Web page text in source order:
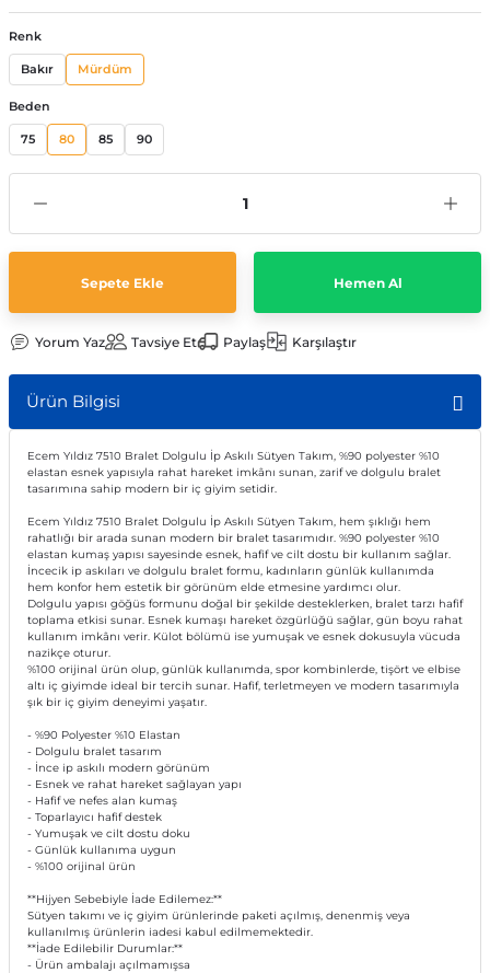
Renk
Bakır Mürdüm
Beden
75 80 85 90
Sepete Ekle Hemen Al
Yorum Yaz Tavsiye Et Paylaş Karşılaştır
Ürün Bilgisi
Ecem Yıldız 7510 Bralet Dolgulu İp Askılı Sütyen Takım, %90 polyester %10
elastan esnek yapısıyla rahat hareket imkânı sunan, zarif ve dolgulu bralet
tasarımına sahip modern bir iç giyim setidir.
Ecem Yıldız 7510 Bralet Dolgulu İp Askılı Sütyen Takım, hem şıklığı hem
rahatlığı bir arada sunan modern bir bralet tasarımıdır. %90 polyester %10
elastan kumaş yapısı sayesinde esnek, hafif ve cilt dostu bir kullanım sağlar.
İncecik ip askıları ve dolgulu bralet formu, kadınların günlük kullanımda
hem konfor hem estetik bir görünüm elde etmesine yardımcı olur.
Dolgulu yapısı göğüs formunu doğal bir şekilde desteklerken, bralet tarzı hafif
toplama etkisi sunar. Esnek kumaşı hareket özgürlüğü sağlar, gün boyu rahat
kullanım imkânı verir. Külot bölümü ise yumuşak ve esnek dokusuyla vücuda
nazikçe oturur.
%100 orijinal ürün olup, günlük kullanımda, spor kombinlerde, tişört ve elbise
altı iç giyimde ideal bir tercih sunar. Hafif, terletmeyen ve modern tasarımıyla
şık bir iç giyim deneyimi yaşatır.
- %90 Polyester %10 Elastan
- Dolgulu bralet tasarım
- İnce ip askılı modern görünüm
- Esnek ve rahat hareket sağlayan yapı
- Hafif ve nefes alan kumaş
- Toparlayıcı hafif destek
- Yumuşak ve cilt dostu doku
- Günlük kullanıma uygun
- %100 orijinal ürün
**Hijyen Sebebiyle İade Edilemez:**
Sütyen takımı ve iç giyim ürünlerinde paketi açılmış, denenmiş veya
kullanılmış ürünlerin iadesi kabul edilmemektedir.
**İade Edilebilir Durumlar:**
- Ürün ambalajı açılmamışsa